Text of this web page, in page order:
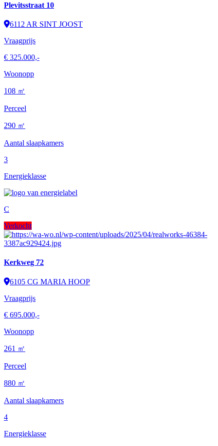
Plevitsstraat 10
6112 AR SINT JOOST
Vraagprijs
€ 325.000,-
Woonopp
108 ㎡
Perceel
290 ㎡
Aantal slaapkamers
3
Energieklasse
C
Verkocht
Kerkweg 72
6105 CG MARIA HOOP
Vraagprijs
€ 695.000,-
Woonopp
261 ㎡
Perceel
880 ㎡
Aantal slaapkamers
4
Energieklasse